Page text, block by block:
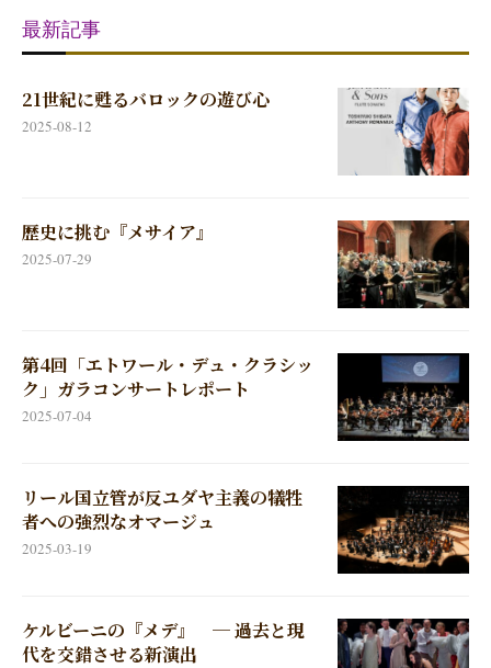
最新記事
21世紀に甦るバロックの遊び心
2025-08-12
歴史に挑む『メサイア』
2025-07-29
第4回「エトワール・デュ・クラシッ
ク」ガラコンサートレポート
2025-07-04
リール国立管が反ユダヤ主義の犠牲
者への強烈なオマージュ
2025-03-19
ケルビーニの『メデ』 ─ 過去と現
代を交錯させる新演出